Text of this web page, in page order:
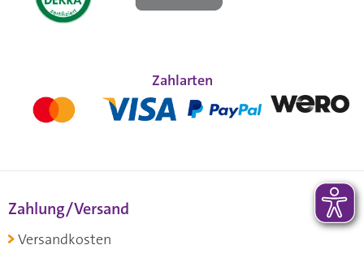
Zahlarten
Zahlung/Versand
Versandkosten